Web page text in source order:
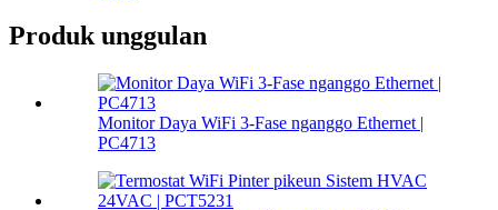
Produk unggulan
Monitor Daya WiFi 3-Fase nganggo Ethernet |
PC4713